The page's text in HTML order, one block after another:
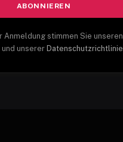
Anmeldung stimmen Sie unseren
und unserer Datenschutzrichtlinie